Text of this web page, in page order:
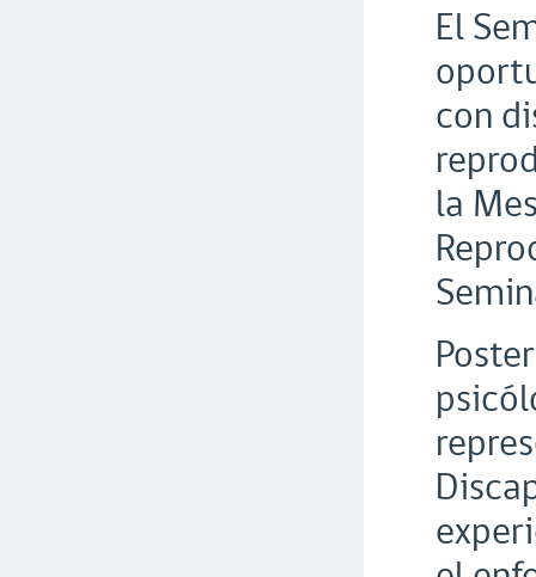
El
con
la